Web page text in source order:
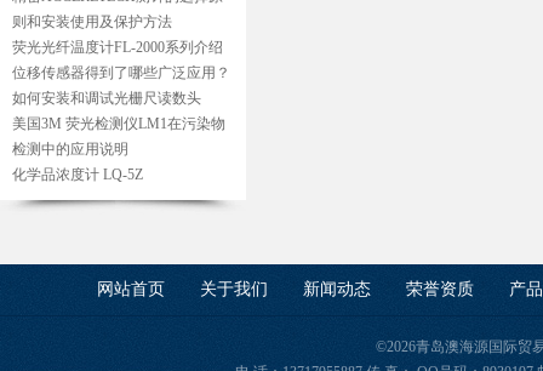
则和安装使用及保护方法
荧光光纤温度计FL-2000系列介绍
位移传感器得到了哪些广泛应用？
如何安装和调试光栅尺读数头
美国3M 荧光检测仪LM1在污染物
检测中的应用说明
化学品浓度计 LQ-5Z
网站首页 关于我们 新闻动态 荣誉资质 产
©2026青岛澳海源国际贸